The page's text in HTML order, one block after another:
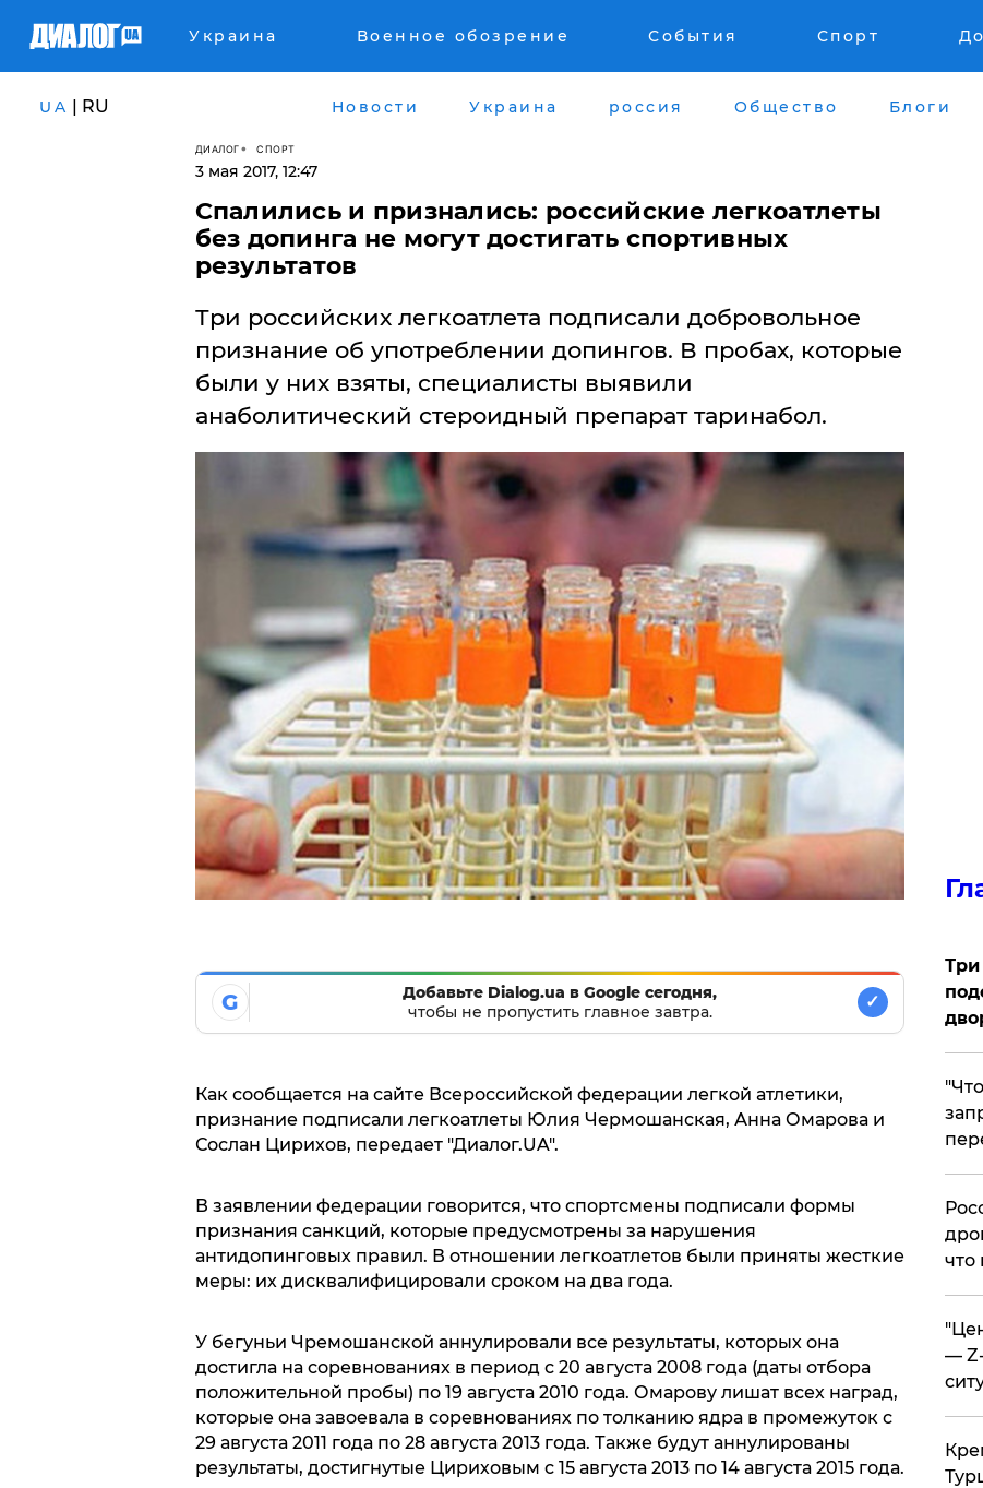
Украина Военное обозрение События Спорт
UA | RU Новости Украина россия Общество Блоги
ДИАЛОГ СПОРТ
3 мая 2017, 12:47
Спалились и признались: российские легкоатлеты
без допинга не могут достигать спортивных
результатов
Три российских легкоатлета подписали добровольное
признание об употреблении допингов. В пробах, которые
были у них взяты, специалисты выявили
анаболитический стероидный препарат таринабол.
G
Добавьте Dialog.ua в Google сегодня,
чтобы не пропустить главное завтра.
✓
Как сообщается на сайте Всероссийской федерации легкой атлетики,
признание подписали легкоатлеты Юлия Чермошанская, Анна Омарова и
Сослан Цирихов, передает "Диалог.UA".
В заявлении федерации говорится, что спортсмены подписали формы
признания санкций, которые предусмотрены за нарушения
антидопинговых правил. В отношении легкоатлетов были приняты жесткие
меры: их дисквалифицировали сроком на два года.
У бегуньи Чремошанской аннулировали все результаты, которых она
достигла на соревнованиях в период с 20 августа 2008 года (даты отбора
положительной пробы) по 19 августа 2010 года. Омарову лишат всех наград,
которые она завоевала в соревнованиях по толканию ядра в промежуток с
29 августа 2011 года по 28 августа 2013 года. Также будут аннулированы
результаты, достигнутые Цириховым с 15 августа 2013 по 14 августа 2015 года.
что
—